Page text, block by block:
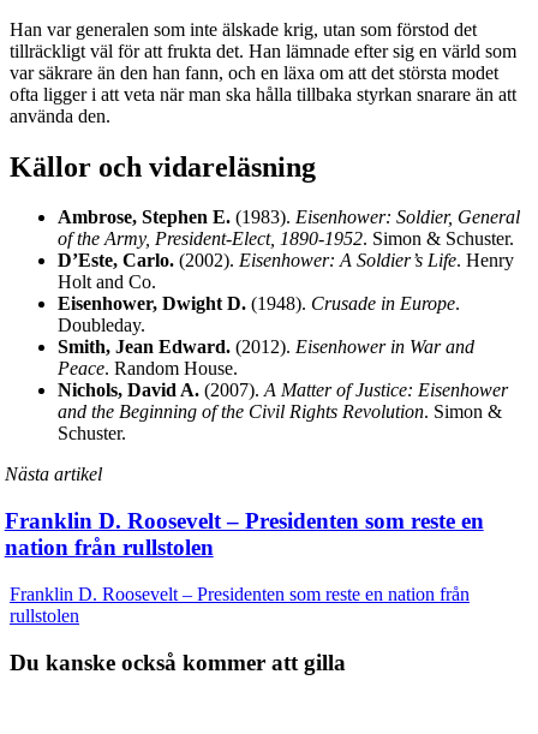
Han var generalen som inte älskade krig, utan som förstod det
tillräckligt väl för att frukta det. Han lämnade efter sig en värld som
var säkrare än den han fann, och en läxa om att det största modet
ofta ligger i att veta när man ska hålla tillbaka styrkan snarare än att
använda den.
Källor och vidareläsning
Ambrose, Stephen E. (1983). Eisenhower: Soldier, General
of the Army, President-Elect, 1890-1952. Simon & Schuster.
D’Este, Carlo. (2002). Eisenhower: A Soldier’s Life. Henry
Holt and Co.
Eisenhower, Dwight D. (1948). Crusade in Europe.
Doubleday.
Smith, Jean Edward. (2012). Eisenhower in War and
Peace. Random House.
Nichols, David A. (2007).A Matter of Justice: Eisenhower
and the Beginning of the Civil Rights Revolution. Simon &
Schuster.
Nästa artikel
Franklin D. Roosevelt – Presidenten som reste en
nation från rullstolen
Franklin D. Roosevelt – Presidenten som reste en nation från
rullstolen
Du kanske också kommer att gilla